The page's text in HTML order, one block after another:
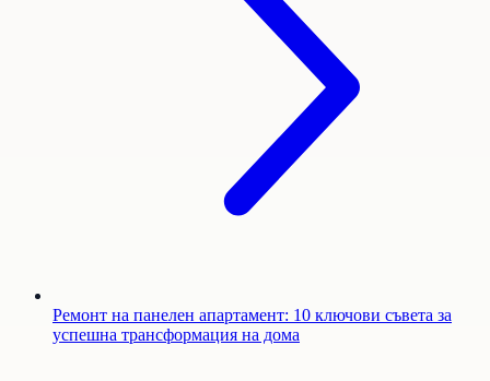
Ремонт на панелен апартамент: 10 ключови съвета за
успешна трансформация на дома